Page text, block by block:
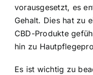
vorausgesetzt, es
Gehalt. Dies hat zu
CBD-Produkte
hin zu
Es ist wichtig zu